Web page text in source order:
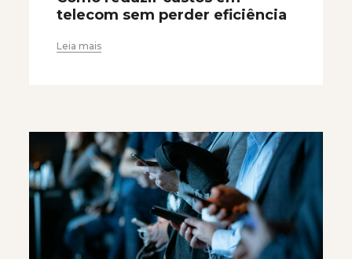
telecom sem perder eficiência
Leia mais